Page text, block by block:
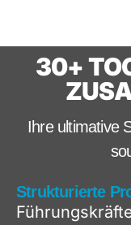
30+
Ihre ultimative
Strukturierte